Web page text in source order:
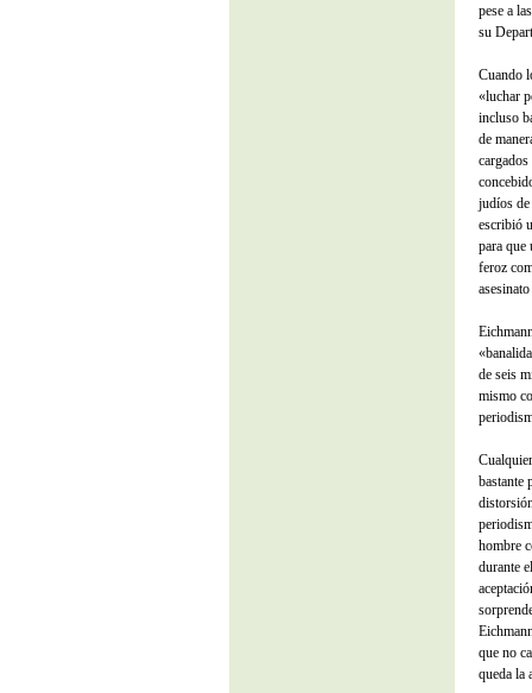
pese a
su
Cuando
«luchar
incluso
de
judíos
escribió
para que
feroz
de seis
mismo
bastante
hombre
durante
que no
queda la